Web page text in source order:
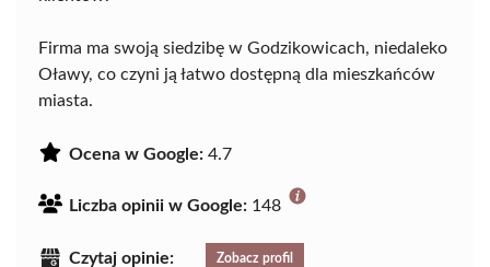
Firma ma swoją siedzibę w Godzikowicach, niedaleko
Oławy, co czyni ją łatwo dostępną dla mieszkańców
miasta.
Ocena w Google: 4.7
Liczba opinii w Google: 148
Czytaj opinie: Zobacz profil